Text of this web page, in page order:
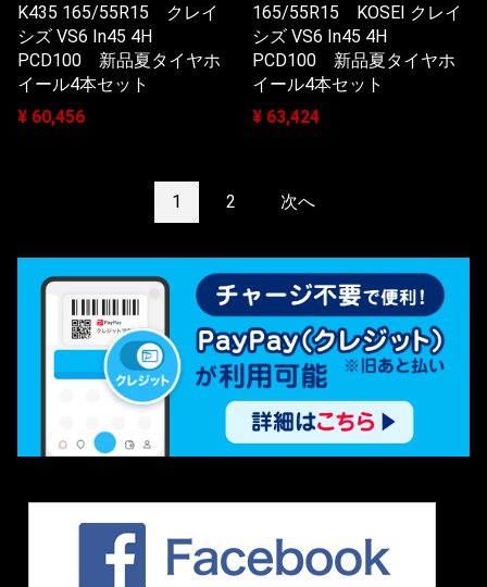
K435 165/55R15 クレイ
シズ VS6 In45 4H
PCD100 新品夏タイヤホ
イール4本セット
¥ 60,456
165/55R15 KOSEI クレイ
シズ VS6 In45 4H
PCD100 新品夏タイヤホ
イール4本セット
¥ 63,424
1 2 次へ